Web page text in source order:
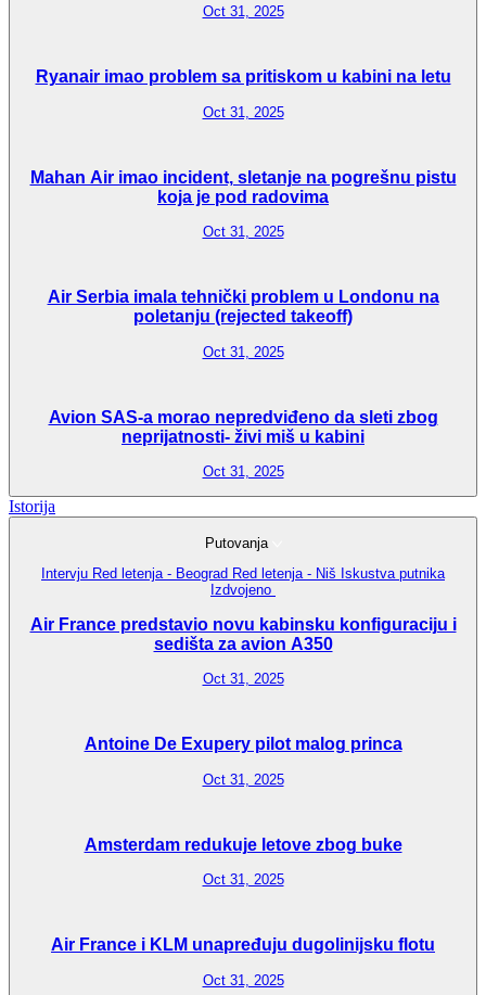
Oct 31, 2025
Ryanair imao problem sa pritiskom u kabini na letu
Oct 31, 2025
Mahan Air imao incident, sletanje na pogrešnu pistu
koja je pod radovima
Oct 31, 2025
Air Serbia imala tehnički problem u Londonu na
poletanju (rejected takeoff)
Oct 31, 2025
Avion SAS-a morao nepredviđeno da sleti zbog
neprijatnosti- živi miš u kabini
Oct 31, 2025
Istorija
Putovanja
Intervju Red letenja - Beograd Red letenja - Niš Iskustva putnika
Izdvojeno
Air France predstavio novu kabinsku konfiguraciju i
sedišta za avion A350
Oct 31, 2025
Antoine De Exupery pilot malog princa
Oct 31, 2025
Amsterdam redukuje letove zbog buke
Oct 31, 2025
Air France i KLM unapređuju dugolinijsku flotu
Oct 31, 2025